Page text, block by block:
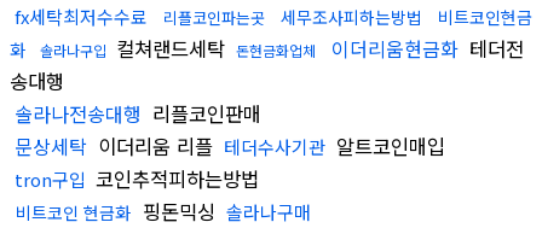
fx세탁최저수수료 리플코인파는곳 세무조사피하는방법
비트코인현금
화
솔라나구입 컬쳐랜드세탁 돈현금화업체 이더리움현금화 테더전
송대행
솔라나전송대행 리플코인판매
문상세탁 이더리움 리플 테더수사기관 알트코인매입
tron구입 코인추적피하는방법
비트코인 현금화 핑돈믹싱 솔라나구매